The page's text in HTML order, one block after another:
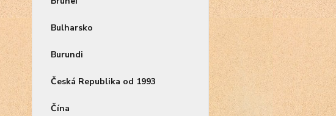
Bulharsko
Burundi
Česká Republika od 1993
Čína